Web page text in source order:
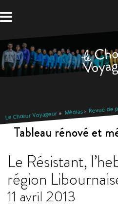
au
Le Chœur Voyageur Médias Revue de
Tableau rénové et
Le Résistant,
région
11 avril 2013